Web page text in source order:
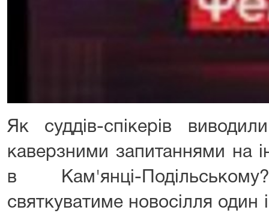
Як суддів-спікерів
каверзними запитаннями на
в Кам'янці-
святкуватиме новосілля один